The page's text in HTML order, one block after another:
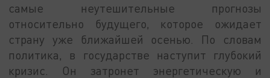
самые неутешительные прогнозы
относительно будущего, которое ожидает
страну уже ближайшей осенью. По словам
политика, в государстве наступит глубокий
кризис. Он затронет энергетическую и